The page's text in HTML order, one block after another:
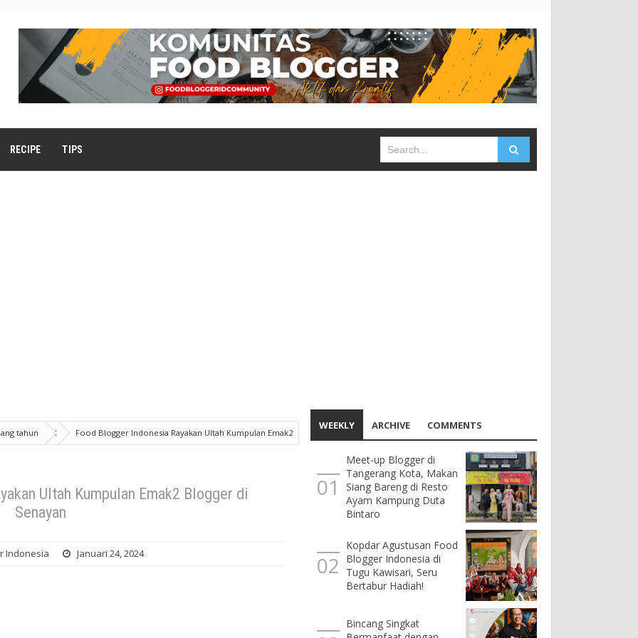
RECIPE TIPS
tahun Food Blogger Indonesia Rayakan Ultah Kumpulan Emak2
Ultah Kumpulan Emak2 Blogger di
Senayan
Indonesia Januari 24, 2024
WEEKLY ARCHIVE COMMENTS
Meet-up Blogger di
Tangerang Kota, Makan
Siang Bareng di Resto
Ayam Kampung Duta
Bintaro
Kopdar Agustusan Food
Blogger Indonesia di
Tugu Kawisari, Seru
Bertabur Hadiah!
Bincang Singkat